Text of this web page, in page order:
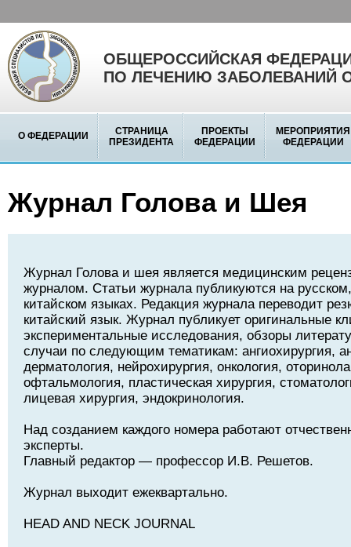
ОБЩЕРОССИЙСКАЯ
ПО ЛЕЧЕНИЮ ЗАБОЛЕВАНИЙ
О ФЕДЕРАЦИИ
СТРАНИЦА
ПРЕЗИДЕНТА
ПРОЕКТЫ
ФЕДЕРАЦИИ
МЕРОПРИЯТИЯ
ФЕДЕРАЦИИ
Журнал Голова и Шея
Журнал Голова и шея является медицинским
журналом. Статьи журнала публикуются на
китайском языках. Редакция журнала переводит
китайский язык. Журнал публикует оригинальные
экспериментальные исследования, обзоры
случаи по следующим тематикам: ангиохирургия,
дерматология, нейрохирургия, онкология,
офтальмология, пластическая хирургия,
лицевая хирургия, эндокринология.
Над созданием каждого номера работают
эксперты.
Главный редактор — профессор И.В. Решетов.
Журнал выходит ежеквартально.
HEAD AND NECK JOURNAL